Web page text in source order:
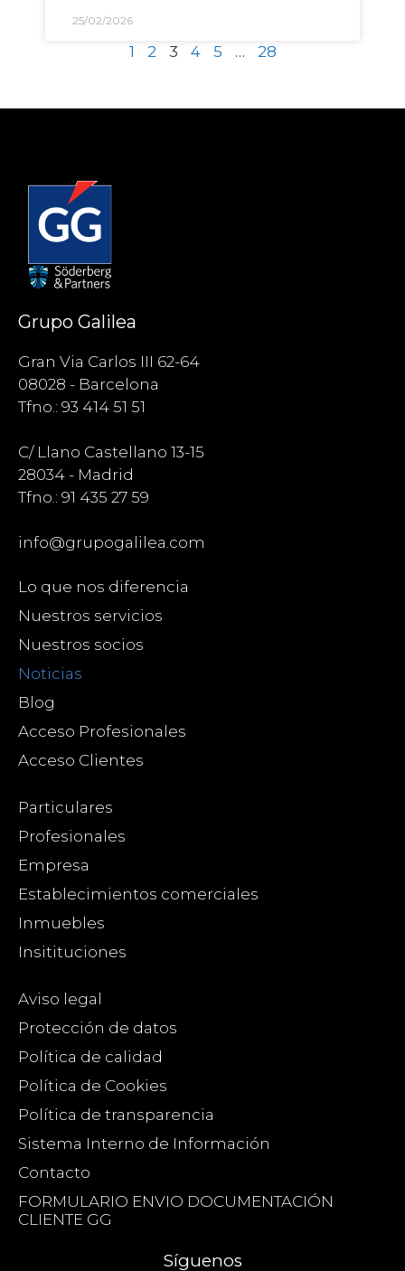
25/02/2026
1 2 3 4 5 … 28
Grupo Galilea
Gran Via Carlos III 62-64
08028 - Barcelona
Tfno.: 93 414 51 51
C/ Llano Castellano 13-15
28034 - Madrid
Tfno.: 91 435 27 59
info@grupogalilea.com
Lo que nos diferencia
Nuestros servicios
Nuestros socios
Noticias
Blog
Acceso Profesionales
Acceso Clientes
Particulares
Profesionales
Empresa
Establecimientos comerciales
Inmuebles
Insitituciones
Aviso legal
Protección de datos
Política de calidad
Política de Cookies
Política de transparencia
Sistema Interno de Información
Contacto
FORMULARIO ENVIO DOCUMENTACIÓN
CLIENTE GG
Síguenos